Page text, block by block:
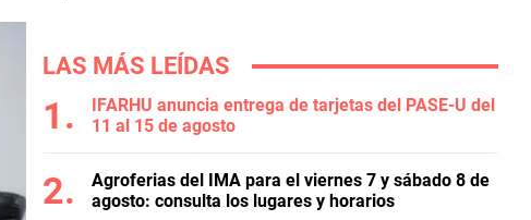
LAS MÁS LEÍDAS
IFARHU anuncia entrega de tarjetas del PASE-U del
11 al 15 de agosto
Agroferias del IMA para el viernes 7 y sábado 8 de
agosto: consulta los lugares y horarios